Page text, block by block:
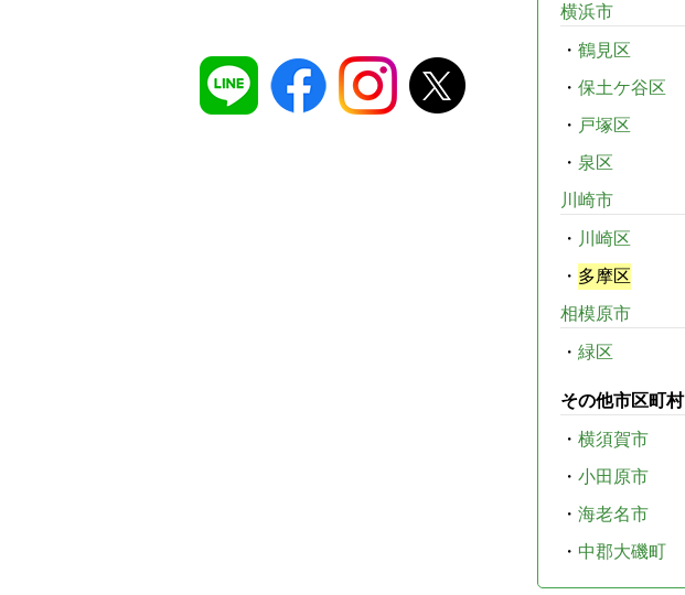
横浜市
・ 鶴見区
・ 保土ケ谷区
・ 戸塚区
・ 泉区
川崎市
・ 川崎区
・ 多摩区
相模原市
・ 緑区
その他市区町村
・ 横須賀市
・ 小田原市
・ 海老名市
・ 中郡大磯町